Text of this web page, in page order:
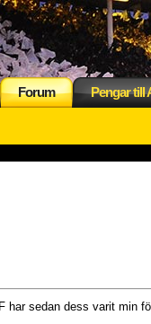
Forum Pengar till
har sedan dess varit min